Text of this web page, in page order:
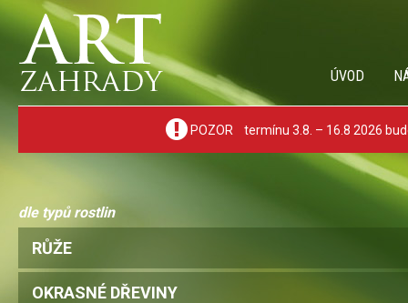
ÚVOD
POZOR termínu 3.8. – 16.8 2026
dle typů rostlin
RŮŽE
OKRASNÉ DŘEVINY